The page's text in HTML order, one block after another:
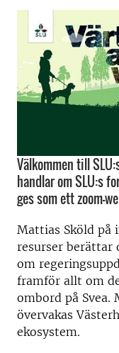
Välkommen till
handlar om SLU:s
ges som ett zoom-
Mattias Sköld på
resurser berättar
om
framför allt om
ombord på Svea.
övervakas
ekosystem.